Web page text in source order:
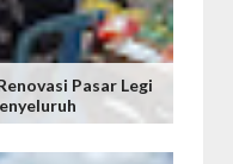
Pasar Legi